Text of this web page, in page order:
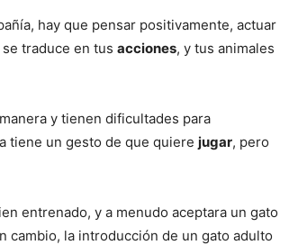
Razas
hay que pensar positivamente, actuar
traduce en tus acciones, y tus animales
y tienen dificultades para
tiene un gesto de que quiere jugar, pero
entrenado, y a menudo aceptara un gato
cambio, la introducción de un gato adulto